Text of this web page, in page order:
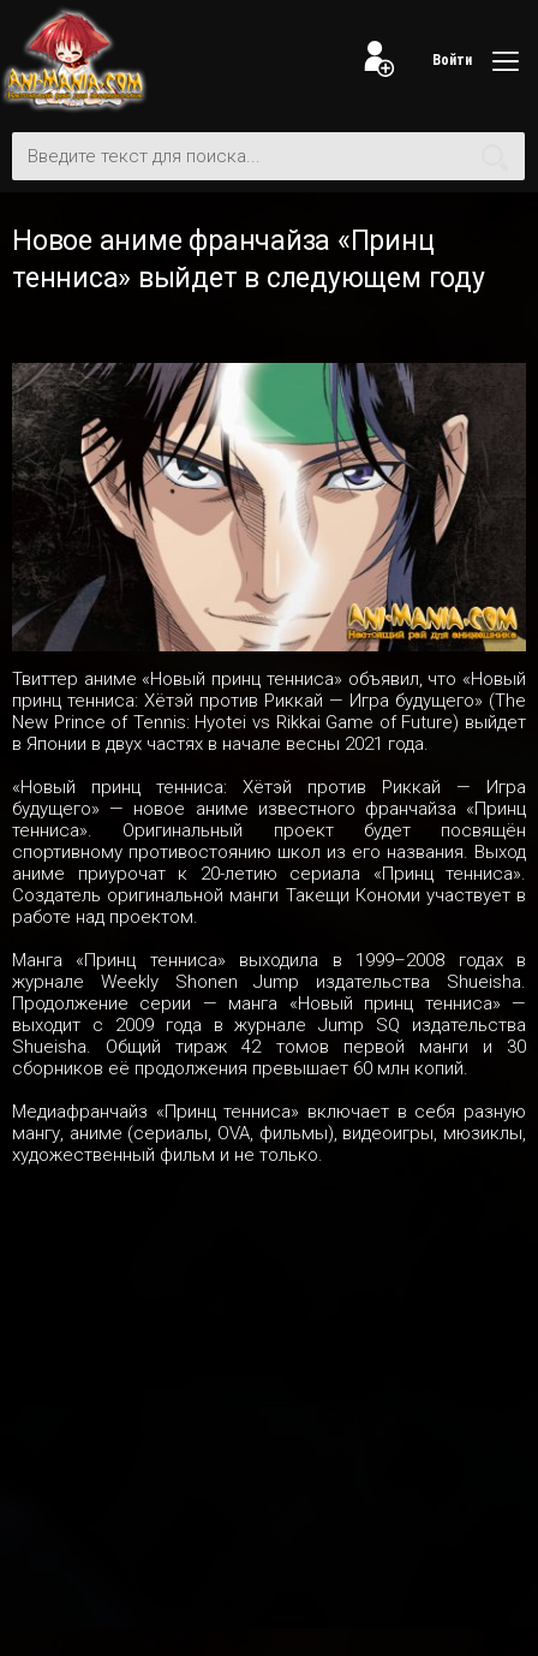
Войти
Новое аниме франчайза «Принц
тенниса» выйдет в следующем году
Твиттер аниме «Новый принц тенниса» объявил, что «Новый
принц тенниса: Хётэй против Риккай — Игра будущего» (The
New Prince of Tennis: Hyotei vs Rikkai Game of Future) выйдет
в Японии в двух частях в начале весны 2021 года.
«Новый принц тенниса: Хётэй против Риккай — Игра
будущего» — новое аниме известного франчайза «Принц
тенниса». Оригинальный проект будет посвящён
спортивному противостоянию школ из его названия. Выход
аниме приурочат к 20-летию сериала «Принц тенниса».
Создатель оригинальной манги Такещи Кономи участвует в
работе над проектом.
Манга «Принц тенниса» выходила в 1999–2008 годах в
журнале Weekly Shonen Jump издательства Shueisha.
Продолжение серии — манга «Новый принц тенниса» —
выходит с 2009 года в журнале Jump SQ издательства
Shueisha. Общий тираж 42 томов первой манги и 30
сборников её продолжения превышает 60 млн копий.
Медиафранчайз «Принц тенниса» включает в себя разную
мангу, аниме (сериалы, OVA, фильмы), видеоигры, мюзиклы,
художественный фильм и не только.